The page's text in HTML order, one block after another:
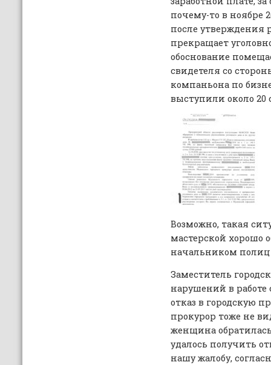
почему-то в ноябре
после утверждения
прекращает
обоснование
свидетеля со
компаньона по
выступили около 20
Возможно, такая
мастерской хорошо
начальником
Заместитель
нарушений в работе
отказ в городскую
прокурор тоже не
женщина
удалось получить
нашу жалобу,